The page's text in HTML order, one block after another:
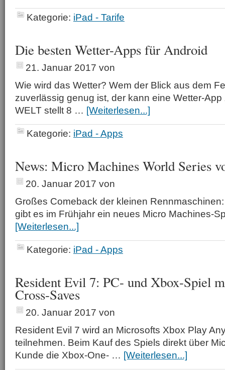
Kategorie: iPad - Tarife
Die besten Wetter-Apps für Android
21. Januar 2017 von
Wie wird das Wetter? Wem der Blick aus dem
zuverlässig genug ist, der kann eine Wetter-
WELT stellt 8 … [Weiterlesen...]
Kategorie: iPad - Apps
News: Micro Machines World Series
20. Januar 2017 von
Großes Comeback der kleinen
gibt es im Frühjahr ein neues Micro Machines-
[Weiterlesen...]
Kategorie: iPad - Apps
Resident Evil 7: PC- und Xbox-Spiel
Cross-Saves
20. Januar 2017 von
Resident Evil 7 wird an Microsofts Xbox Play
teilnehmen. Beim Kauf des Spiels direkt über
Kunde die Xbox-One- … [Weiterlesen...]